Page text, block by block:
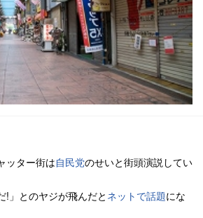
ッター街は自民党のせいと街頭演説してい
!」とのヤジが飛んだと ネットで話題にな